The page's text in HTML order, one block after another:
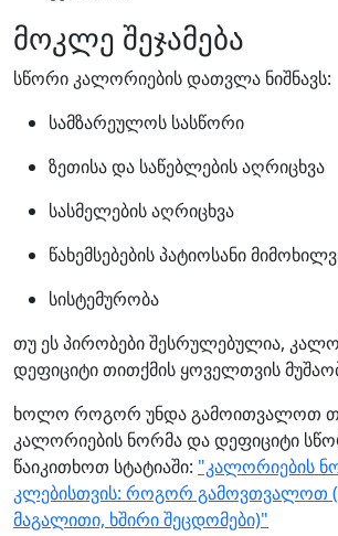
მოკლე შეჯამება
სწორი კალორიების დათვლა ნიშნავს:
სამზარეულოს სასწორი
ზეთისა და საწებლების აღრიცხვა
სასმელების აღრიცხვა
წახემსებების პატიოსანი
სისტემურობა
თუ ეს პირობები შესრულებულია,
დეფიციტი თითქმის ყოველთვის
ხოლო როგორ უნდა გამოითვალოთ
კალორიების ნორმა და დეფიციტი
წაიკითხოთ სტატიაში: "კალორიების
კლებისთვის: როგორ გამოვთვალოთ
მაგალითი, ხშირი შეცდომები)"